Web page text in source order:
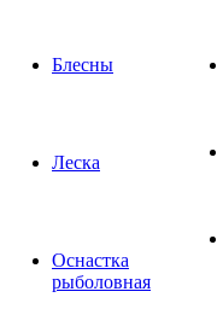
Блесны
Леска
Оснастка
рыболовная